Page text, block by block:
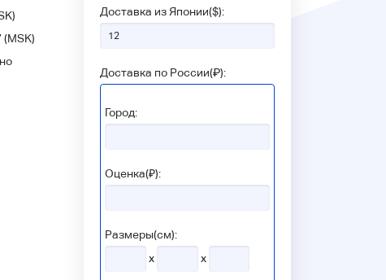
(MSK)
Доставка из Японии($):
Доставка по России(₽):
Город:
Оценка(₽):
Размеры(см):
x
x